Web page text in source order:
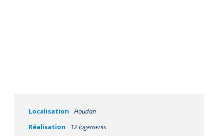
Localisation
Houdan
Réalisation
12 logements